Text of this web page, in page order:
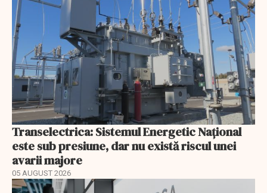
Transelectrica: Sistemul Energetic Național
este sub presiune, dar nu există riscul unei
avarii majore
05 AUGUST 2026